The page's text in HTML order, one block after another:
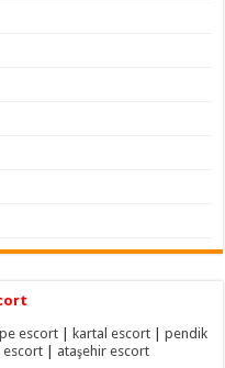
escort kartal escort |pendik
escort ataşehir escort